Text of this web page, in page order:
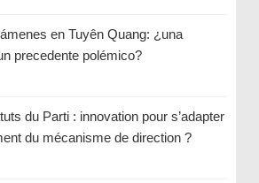
en Tuyên Quang: ¿una
precedente polémico?
du Parti : innovation pour s’adapter
du mécanisme de direction ?